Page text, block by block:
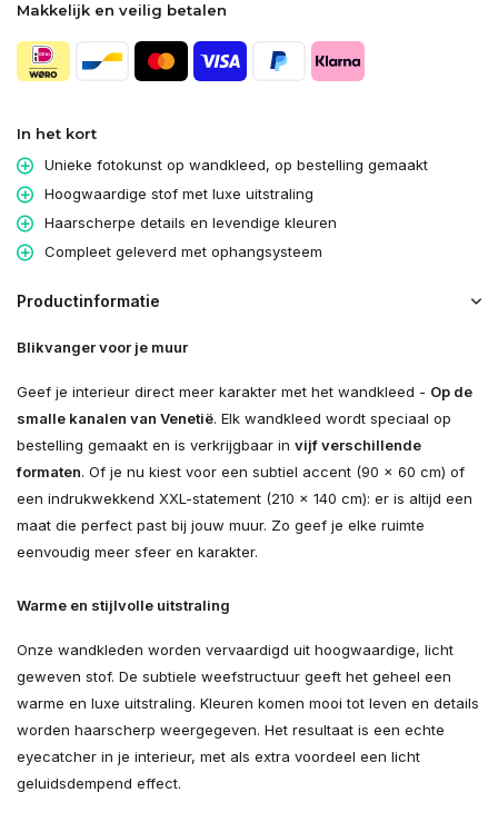
Makkelijk en veilig betalen
In het kort
Unieke fotokunst op wandkleed, op bestelling gemaakt
Hoogwaardige stof met luxe uitstraling
Haarscherpe details en levendige kleuren
Compleet geleverd met ophangsysteem
Productinformatie
Blikvanger voor je muur
Geef je interieur direct meer karakter met het wandkleed - Op de
smalle kanalen van Venetië. Elk wandkleed wordt speciaal op
bestelling gemaakt en is verkrijgbaar in vijf verschillende
formaten. Of je nu kiest voor een subtiel accent (90 × 60 cm) of
een indrukwekkend XXL-statement (210 × 140 cm): er is altijd een
maat die perfect past bij jouw muur. Zo geef je elke ruimte
eenvoudig meer sfeer en karakter.
Warme en stijlvolle uitstraling
Onze wandkleden worden vervaardigd uit hoogwaardige, licht
geweven stof. De subtiele weefstructuur geeft het geheel een
warme en luxe uitstraling. Kleuren komen mooi tot leven en details
worden haarscherp weergegeven. Het resultaat is een echte
eyecatcher in je interieur, met als extra voordeel een licht
geluidsdempend effect.